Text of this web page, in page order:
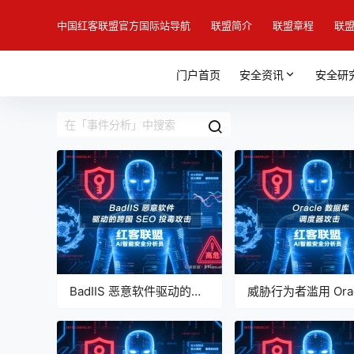
中国红客联盟官方国际站导航 联盟简介 联盟章程 联
门户首页 安全资讯 安全研
BadIIS 恶意软件驱动的跨
报告【红客联盟 AI 分析】
威胁行为者滥用
分析报告【红客联
析】